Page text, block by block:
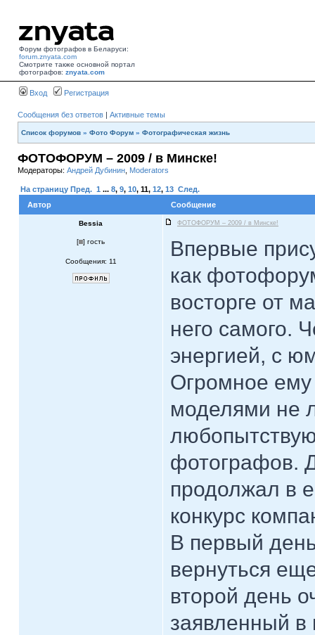
Форум фотографов в Беларуси:
forum.znyata.com
Смотрите также основной портал
фотографов: znyata.com
Вход Регистрация
Сообщения без ответов | Активные темы
Список форумов » Фото Форум » Фотографическая жизнь
ФОТОФОРУМ – 2009 / в Минске!
Модераторы: Андрей Дубинин Moderators
На страницу Пред. 1 ... 8, 9, 10, 11, 12, 13 След.
Автор
Сообщение
Bessia ФОТОФОРУМ – 2009 / в Минске!
[ ] гость
Сообщения: 11
Впервые
как
восторге от
него самого.
энергией, с
Огромное ему
моделями не
фотографов.
продолжал в
конкурс
В первый
вернуться
второй день
заявленный